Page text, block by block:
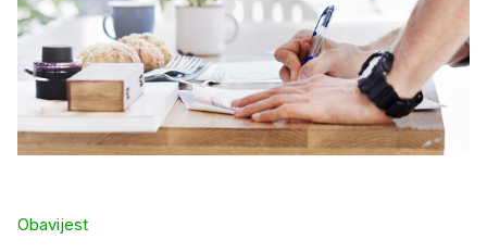
Obavijest